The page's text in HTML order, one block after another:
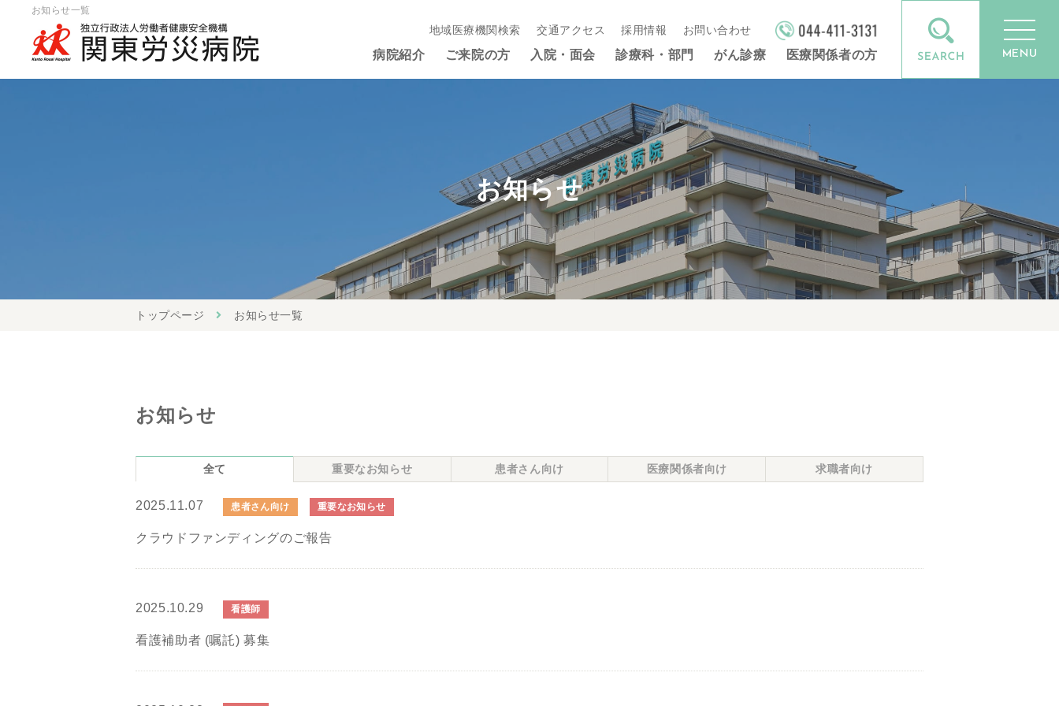
お知らせ一覧
地域医療機関検索 交通アクセス 採用情報 お問い合わせ
病院紹介 ご来院の方 入院・面会 診療科・部門 がん診療 医療関係者の方 MENU
お知らせ
トップページ お知らせ一覧
お知らせ
全て 重要なお知らせ 患者さん向け 医療関係者向け 求職者向け
2025.11.07 患者さん向け 重要なお知らせ
クラウドファンディングのご報告
2025.10.29 看護師
看護補助者 (嘱託) 募集